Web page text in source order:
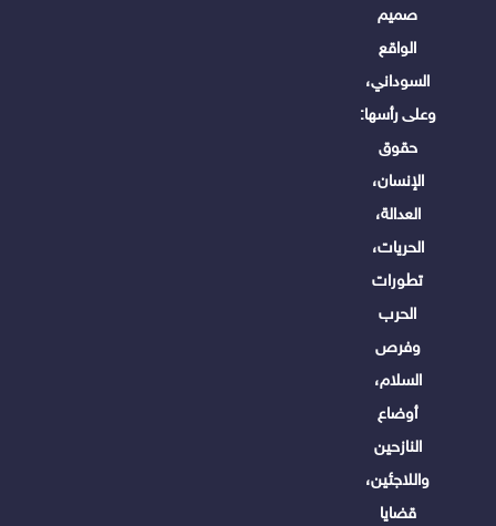
صميم
الواقع
السوداني،
وعلى رأسها:
حقوق
الإنسان،
العدالة،
الحريات،
تطورات
الحرب
وفرص
السلام،
أوضاع
النازحين
واللاجئين،
قضايا